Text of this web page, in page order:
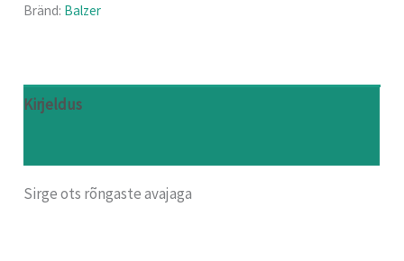
Bränd: Balzer
Kirjeldus
Sirge ots rõngaste avajaga